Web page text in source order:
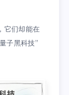
它们却能在
子黑科技”